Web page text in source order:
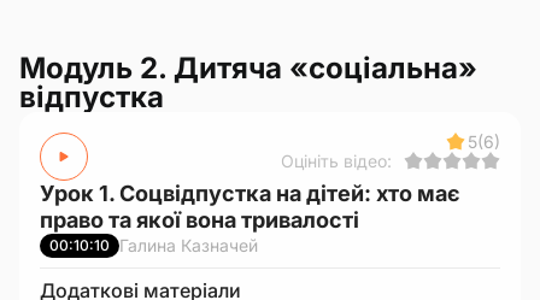
Модуль 2. Дитяча «соціальна»
відпустка
5(6)
Оцініть відео:
Урок 1. Соцвідпустка на дітей: хто має
право та якої вона тривалості
00:10:10 Галина Казначей
Додаткові матеріали